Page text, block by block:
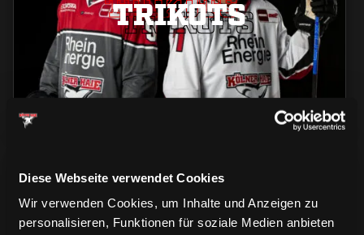
Diese Webseite verwendet Cookies
Wir verwenden Cookies, um Inhalte und Anzeigen zu
personalisieren, Funktionen für soziale Medien anbieten
TRIKOTS
TRIKOTS